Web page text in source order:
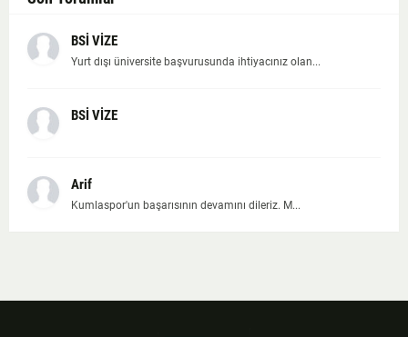
BSİ VİZE
Yurt dışı üniversite başvurusunda ihtiyacınız olan...
BSİ VİZE
Arif
Kumlaspor'un başarısının devamını dileriz. M...